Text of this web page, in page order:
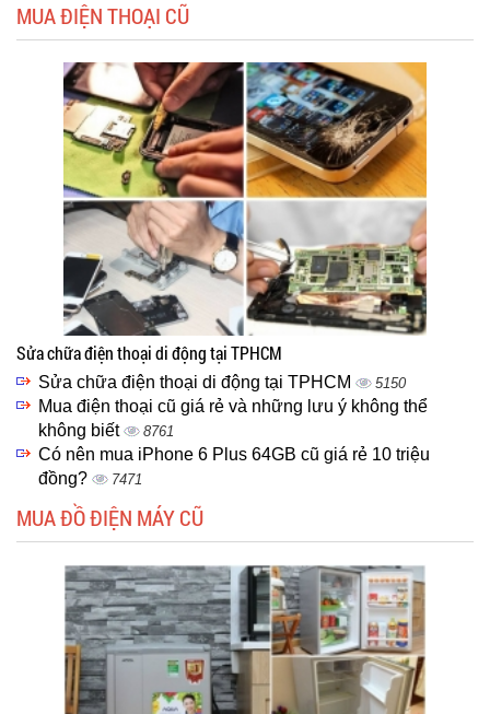
MUA ĐIỆN THOẠI CŨ
Sửa chữa điện thoại di động tại TPHCM
Sửa chữa điện thoại di động tại TPHCM 5150
Mua điện thoại cũ giá rẻ và những lưu ý không thể
không biết
8761
Có nên mua iPhone 6 Plus 64GB cũ giá rẻ 10 triệu
đồng?
7471
MUA ĐỒ ĐIỆN MÁY CŨ